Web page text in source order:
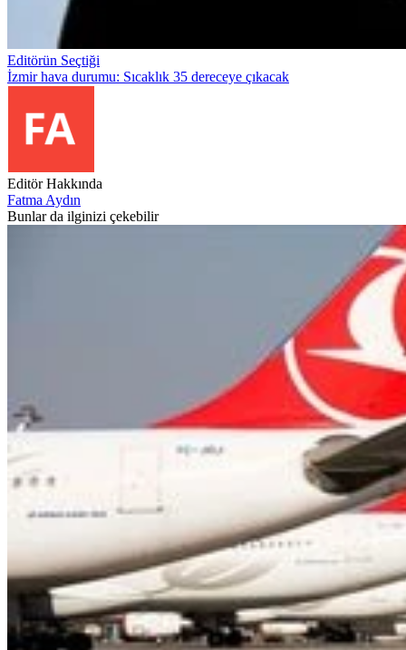
Editörün Seçtiği
İzmir hava durumu: Sıcaklık 35 dereceye çıkacak
Editör Hakkında
Fatma Aydın
Bunlar da ilginizi çekebilir